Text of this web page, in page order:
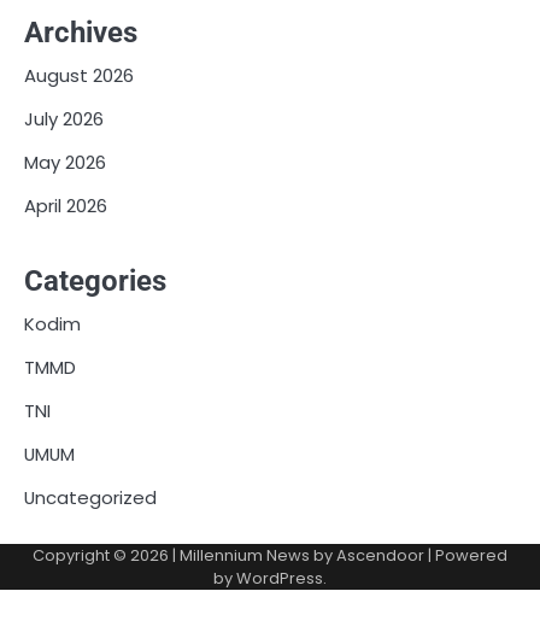
Archives
August 2026
July 2026
May 2026
April 2026
Categories
Kodim
TMMD
TNI
UMUM
Uncategorized
Copyright © 2026 | Millennium News byAscendoor| Powered
byWordPress.